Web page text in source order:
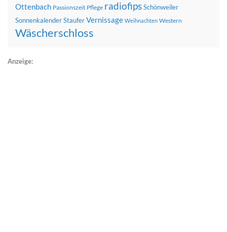
Ottenbach Passionszeit Pflege radiofipsSchönweiler
SonnenkalenderStauferVernissage Weihnachten Western
Wäscherschloss
Anzeige: